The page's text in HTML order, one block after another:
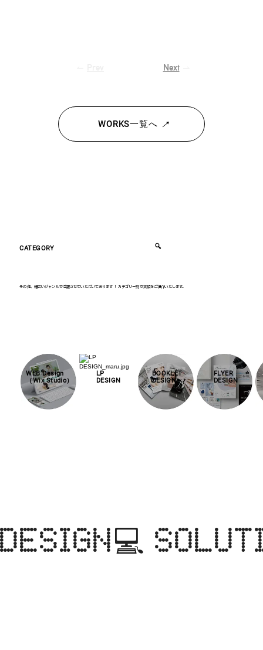
Next
WORKS一覧へ
CATEGORY 🔍
その他、幅広いジャンルで活躍させていただいております！ カテゴリー別で実績をご紹介いたします。
WEB Design
（Wix Studio）
LP
DESIGN
BOOKLET
DESIGN
FLYER
DESIGN
DESIGN💻